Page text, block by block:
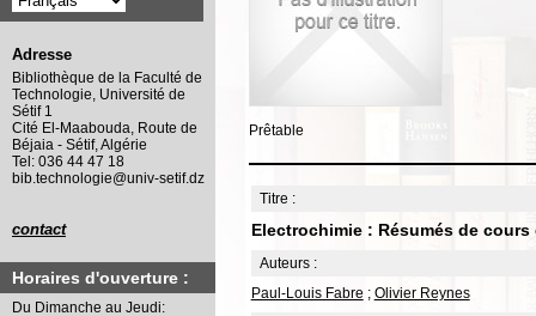
Prêtable
Titre :
Electrochimie : Résumés de
Auteurs :
Paul-Louis Fabre ; Olivier Reynes
Adresse
Bibliothèque de la Faculté de
Technologie, Université de
Sétif 1
Cité El-Maabouda, Route de
Béjaia - Sétif, Algérie
Tel: 036 44 47 18
bib.technologie@univ-setif.dz
contact
Horaires d'ouverture :
Du Dimanche au Jeudi: